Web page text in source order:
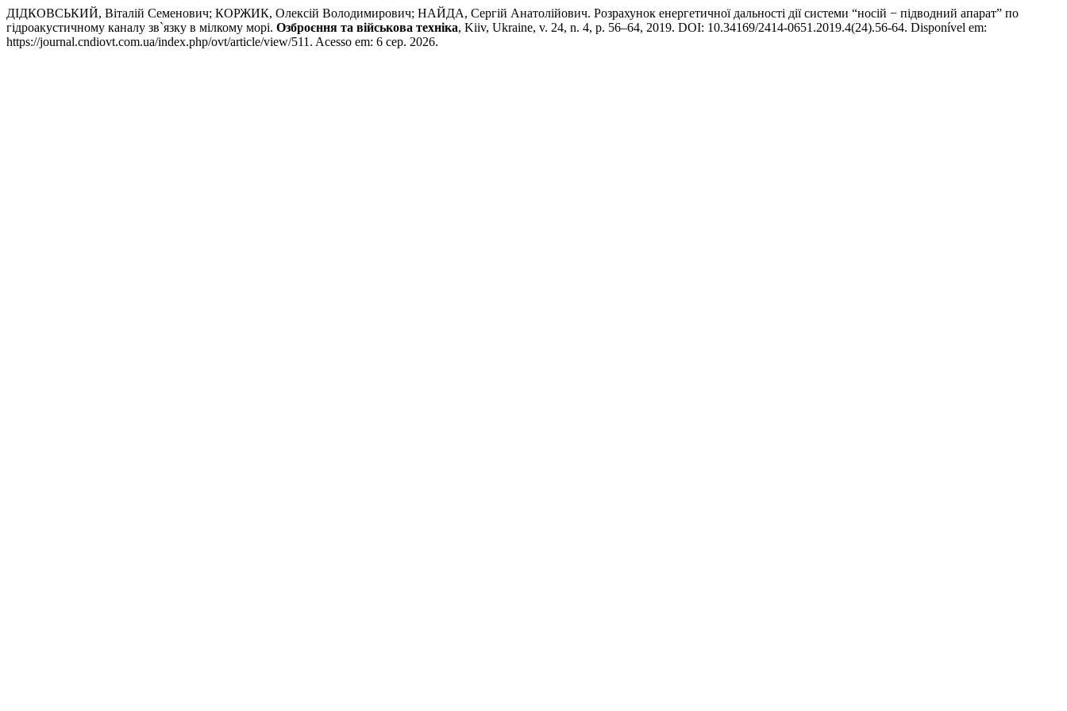
ДІДКОВСЬКИЙ, Віталій Семенович; КОРЖИК, Олексій Володимирович; НАЙДА, Сергій Анатолійович. Розрахунок енергетичної дальності дії системи “носій − підводний апарат” по
гідроакустичному каналу зв`язку в мілкому морі. Озброєння та військова техніка, Kiiv, Ukraine, v. 24, n. 4, p. 56–64, 2019. DOI: 10.34169/2414-0651.2019.4(24).56-64. Disponível em:
https://journal.cndiovt.com.ua/index.php/ovt/article/view/511. Acesso em: 6 сер. 2026.